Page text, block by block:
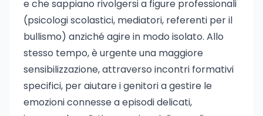
e che sappiano rivolgersi a figure professionali
(psicologi scolastici, mediatori, referenti per il
bullismo) anziché agire in modo isolato. Allo
stesso tempo, è urgente una maggiore
sensibilizzazione, attraverso incontri formativi
specifici, per aiutare i genitori a gestire le
emozioni connesse a episodi delicati,